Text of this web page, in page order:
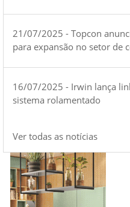
21/07/2025 - Topcon
para expansão no setor de
16/07/2025 - Irwin lança
sistema rolamentado
Ver todas as notícias